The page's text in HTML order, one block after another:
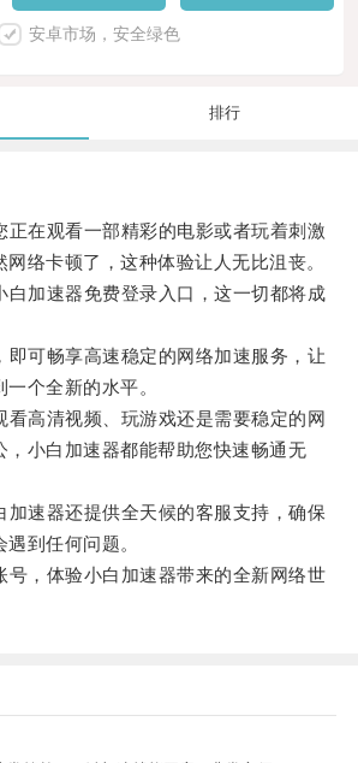
安卓市场，安全绿色
排行
在观看一部精彩的电影或者玩着刺激
络卡顿了，这种体验让人无比沮丧。
加速器免费登录入口，这一切都将成
可畅享高速稳定的网络加速服务，让
个全新的水平。
高清视频、玩游戏还是需要稳定的网
，小白加速器都能帮助您快速畅通无
速器还提供全天候的客服支持，确保
到任何问题。
，体验小白加速器带来的全新网络世